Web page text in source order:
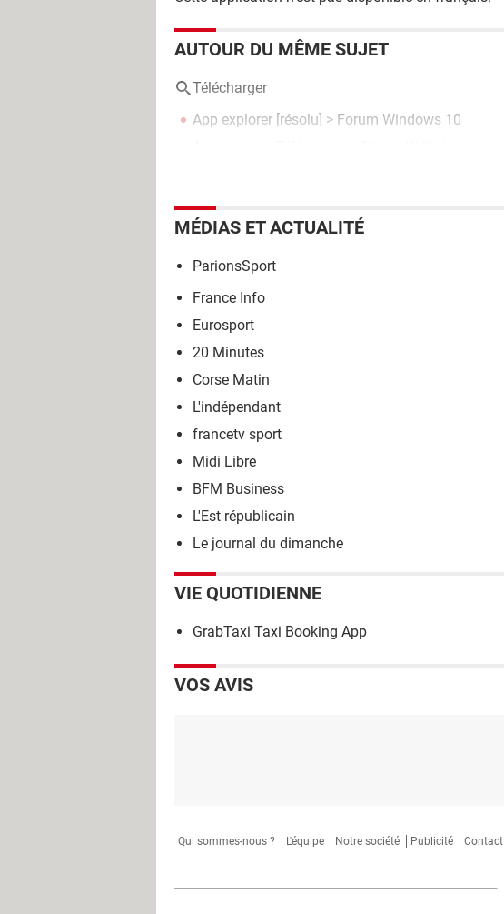
AUTOUR DU MÊME SUJET
Télécharger
App explorer [résolu] > Forum Windows 10
MÉDIAS ET ACTUALITÉ
ParionsSport
France Info
Eurosport
20 Minutes
Corse Matin
L'indépendant
francetv sport
Midi Libre
BFM Business
L'Est républicain
Le journal du dimanche
VIE QUOTIDIENNE
GrabTaxi Taxi Booking App
VOS AVIS
Qui sommes-nous ? L'équipe Notre société Publicité Contact